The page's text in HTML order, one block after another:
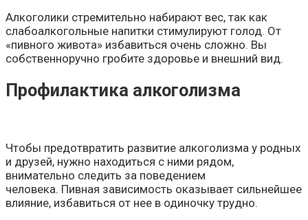
Алкоголики стремительно набирают вес, так как
слабоалкогольные напитки стимулируют голод. От
«пивного живота» избавиться очень сложно. Вы
собственноручно гробите здоровье и внешний вид.
Профилактика алкоголизма
Чтобы предотвратить развитие алкоголизма у родных
и друзей, нужно находиться с ними рядом,
внимательно следить за поведением
человека. Пивная зависимость оказывает сильнейшее
влияние, избавиться от нее в одиночку трудно.